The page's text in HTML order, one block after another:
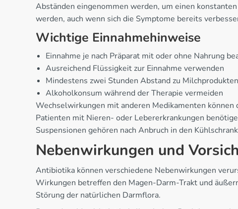
Abständen eingenommen werden, um einen
werden, auch wenn sich die Symptome bereits
Wichtige Einnahmehinweise
Einnahme je nach Präparat mit oder ohne Nahrung
Ausreichend Flüssigkeit zur Einnahme verwenden
Mindestens zwei Stunden Abstand zu
Alkoholkonsum während der Therapie vermeiden
Wechselwirkungen mit anderen Medikamenten
Patienten mit Nieren- oder Lebererkrankungen
Suspensionen gehören nach Anbruch in den
Nebenwirkungen und
Antibiotika können verschiedene Nebenwirkungen
Wirkungen betreffen den Magen-Darm-Trakt und
Störung der natürlichen Darmflora.